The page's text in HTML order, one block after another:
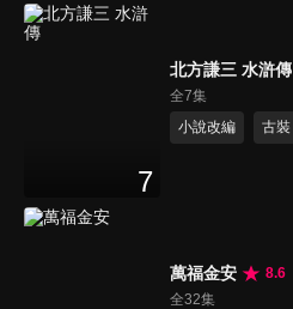
7
北方謙三 水滸傳
全7集
小說改編
古裝
萬福金安
8.6
全32集